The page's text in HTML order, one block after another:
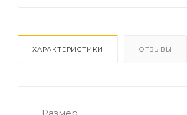
ХАРАКТЕРИСТИКИ ОТЗЫВЫ